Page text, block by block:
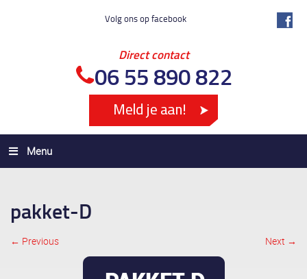
Volg ons op facebook
Direct contact
06 55 890 822
Menu
pakket-D
Image navigation
← Previous Next →